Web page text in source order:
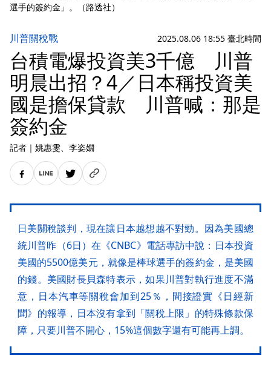
選手的簽約金」。（路透社）
川普關稅戰 2025.08.06 18:55 臺北時間
台積電爆投資美3千億 川普
明晨出招？4／日本稱投資美
國是擔保貸款 川普喊：那是
簽約金
記者 ｜ 姚惠雯、李姿嫺
日美關稅談判，現在讓日本越想越不對勁。因為美國總
統川普昨（6日）在《CNBC》電話專訪中說：日本投資
美國的5500億美元，就像是棒球選手的簽約金，是美國
的錢。美國財長貝森特表示，如果川普對執行進度不滿
意，日本汽車等關稅會加到25％，間接證實《日經新
聞》的報導，日本沒有拿到「關稅上限」的特殊條款保
障，只要川普不開心，15%這個數字還有可能再上調。